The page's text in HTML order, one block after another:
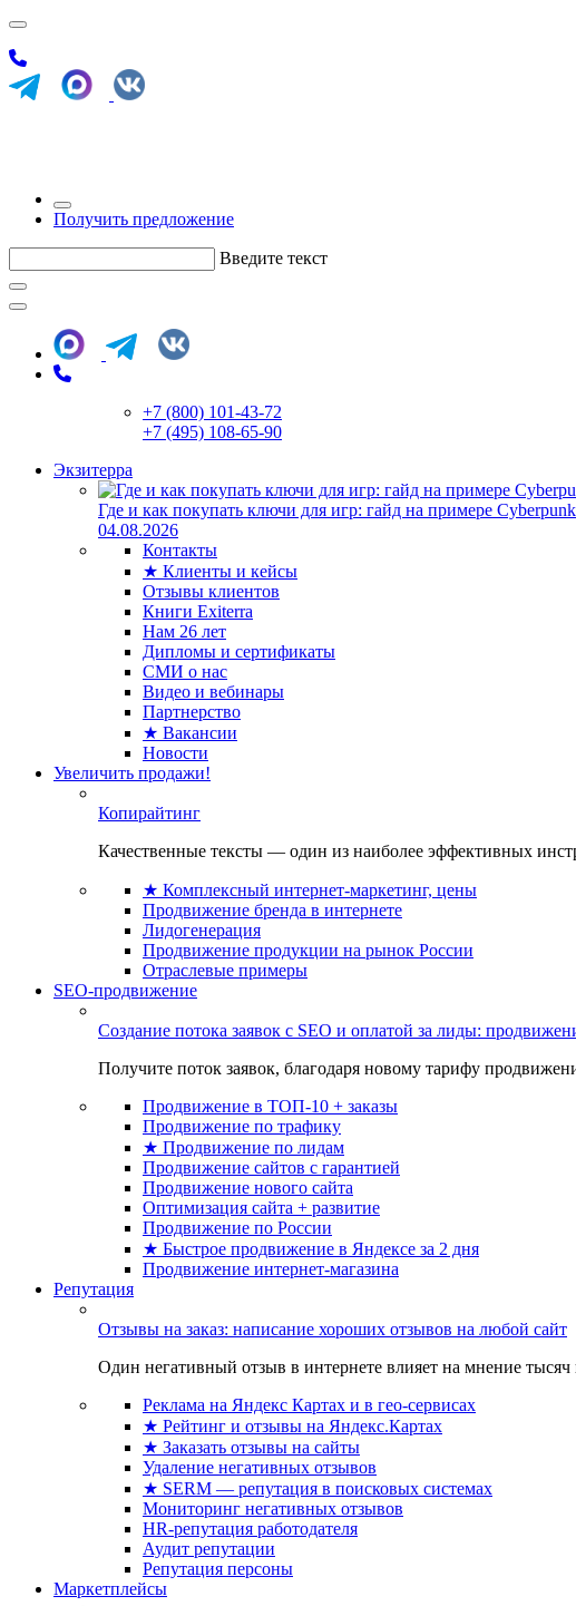
Получить предложение
Введите текст
+7 (800) 101-43-72
+7 (495) 108-65-90
Экзитерра
Где и как покупать ключи для игр: гайд на примере
04.08.2026
Контакты
★ Клиенты и кейсы
Отзывы клиентов
Книги Exiterra
Нам 26 лет
Дипломы и сертификаты
СМИ о нас
Видео и вебинары
Партнерство
★ Вакансии
Новости
Увеличить продажи!
Копирайтинг
Качественные тексты — один из наиболее эффективных
★ Комплексный интернет-маркетинг, цены
Продвижение бренда в интернете
Лидогенерация
Продвижение продукции на рынок России
Отраслевые примеры
SEO-продвижение
Создание потока заявок с SEO и оплатой за лиды:
Получите поток заявок, благодаря новому тарифу
Продвижение в ТОП-10 + заказы
Продвижение по трафику
★ Продвижение по лидам
Продвижение сайтов с гарантией
Продвижение нового сайта
Оптимизация сайта + развитие
Продвижение по России
★ Быстрое продвижение в Яндексе за 2 дня
Продвижение интернет-магазина
Репутация
Отзывы на заказ: написание хороших отзывов на любой сайт
Один негативный отзыв в интернете влияет на мнение
Реклама на Яндекс Картах и в гео-сервисах
★ Рейтинг и отзывы на Яндекс.Картах
★ Заказать отзывы на сайты
Удаление негативных отзывов
★ SERM — репутация в поисковых системах
Мониторинг негативных отзывов
HR-репутация работодателя
Аудит репутации
Репутация персоны
Маркетплейсы